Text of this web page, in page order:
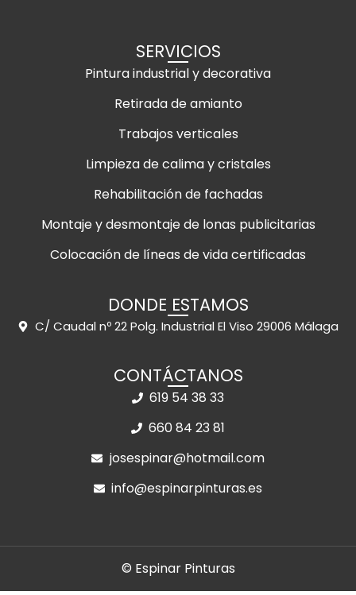
SERVICIOS
Pintura industrial y decorativa
Retirada de amianto
Trabajos verticales
Limpieza de calima y cristales
Rehabilitación de fachadas
Montaje y desmontaje de lonas publicitarias
Colocación de líneas de vida certificadas
DONDE ESTAMOS
C/ Caudal nº 22 Polg. Industrial El Viso 29006 Málaga
CONTÁCTANOS
619 54 38 33
660 84 23 81
josespinar@hotmail.com
info@espinarpinturas.es
© Espinar Pinturas